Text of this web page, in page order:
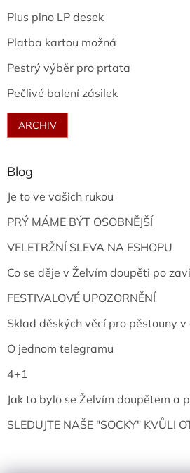
Plus plno LP desek
Platba kartou možná
Pestrý výběr pro prťata
Pečlivé balení zásilek
ARCHIV
Blog
Je to ve vašich rukou
PRÝ MÁME BÝT OSOBNĚJŠÍ
VELETRŽNÍ SLEVA NA ESHOPU
Co se děje v Želvím doupěti po
FESTIVALOVÉ UPOZORNĚNÍ
Sklad děských věcí pro pěstouny v
O jednom telegramu
4+1
Jak to bylo se Želvím doupětem a
SLEDUJTE NAŠE "SOCKY" KVŮLI